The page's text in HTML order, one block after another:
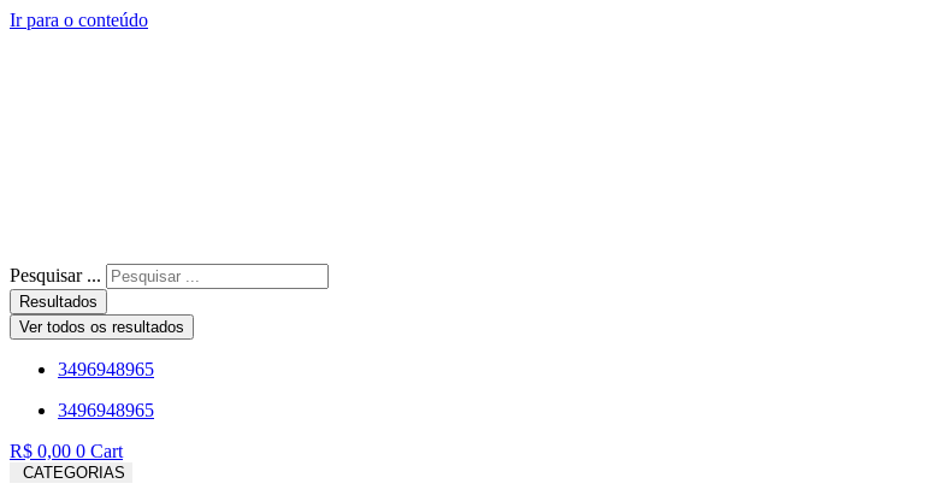
Ir para o conteúdo
Pesquisar ...
Resultados
Ver todos os resultados
3496948965
3496948965
R$ 0,00 0 Cart
CATEGORIAS